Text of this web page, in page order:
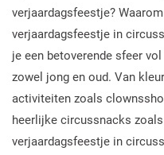
verjaardagsfeestje?
verjaardagsfeestje in
je een betoverende sfeer
zowel jong en oud. Van
activiteiten zoals
heerlijke circussnacks
verjaardagsfeestje in